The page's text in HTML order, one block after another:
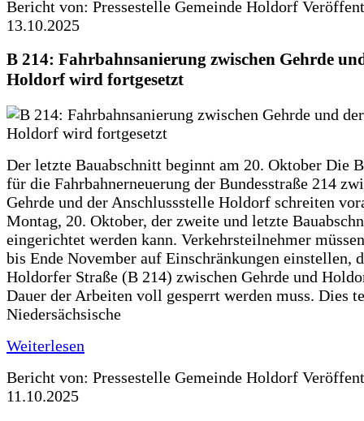
Bericht von: Pressestelle Gemeinde Holdorf
13.10.2025
B 214: Fahrbahnsanierung zwischen Gehrde
Holdorf wird fortgesetzt
Der letzte Bauabschnitt beginnt am 20. Oktober Die
für die Fahrbahnerneuerung der Bundesstraße 214
Gehrde und der Anschlussstelle Holdorf schreiten
Montag, 20. Oktober, der zweite und letzte
eingerichtet werden kann. Verkehrsteilnehmer
bis Ende November auf Einschränkungen einstellen,
Holdorfer Straße (B 214) zwischen Gehrde und
Dauer der Arbeiten voll gesperrt werden muss. Dies
Niedersächsische
Weiterlesen
Bericht von: Pressestelle Gemeinde Holdorf
11.10.2025